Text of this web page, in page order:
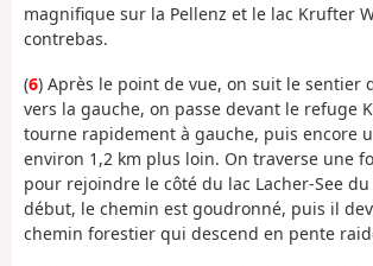
magnifique sur la Pellenz et le lac Krufter
contrebas.
(6) Après le point de vue, on suit le sentier
vers la gauche, on passe devant le refuge
tourne rapidement à gauche, puis encore
environ 1,2 km plus loin. On traverse une
pour rejoindre le côté du lac Lacher-See
début, le chemin est goudronné, puis il
chemin forestier qui descend en pente